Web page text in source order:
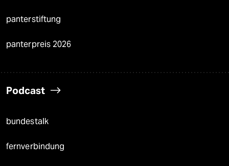
panterstiftung
panterpreis 2026
Podcast
bundestalk
fernverbindung